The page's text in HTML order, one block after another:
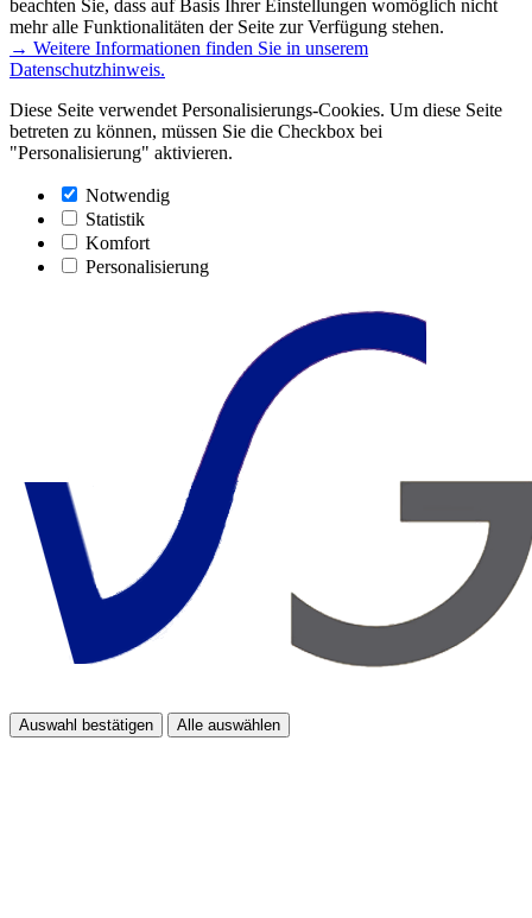
beachten Sie, dass auf Basis Ihrer Einstellungen womöglich nicht
mehr alle Funktionalitäten der Seite zur Verfügung stehen.
→ Weitere Informationen finden Sie in unserem
Datenschutzhinweis.
Diese Seite verwendet Personalisierungs-Cookies. Um diese Seite
betreten zu können, müssen Sie die Checkbox bei
"Personalisierung" aktivieren.
Notwendig
Statistik
Komfort
Personalisierung
Auswahl bestätigen Alle auswählen